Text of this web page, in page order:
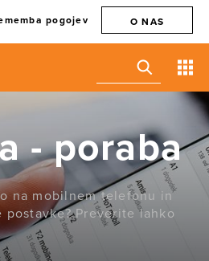
pogojev O NAS
- poraba
na mobilnem telefonu in
Preverite lahko